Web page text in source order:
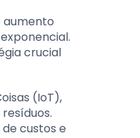
aumento
crucial
(IoT),
custos e